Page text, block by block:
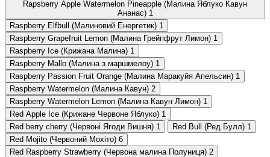
Rapsberry Apple Watermelon Pineapple (Малина Яблуко Кавун
Ананас) 1
Raspberry Elfbull (Малиновий Енергетик) 1
Raspberry Grapefruit Lemon (Малина Грейпфрут Лимон) 1
Raspberry Ice (Крижана Малина) 1
Raspberry Mallo (Малина з маршмелоу) 1
Raspberry Passion Fruit Orange (Малина Маракуйя Апельсин) 1
Raspberry Watermelon (Малина Кавун) 2
Raspberry Watermelon Lemon (Малина Кавун Лимон) 1
Red Apple Ice (Крижане Червоне Яблуко) 1
Red berry cherry (Червоні Ягоди Вишня) 1 Red Bull (Ред Булл) 1
Red Mojito (Червоний Мохіто) 6
Red Raspberry Strawberry (Червона малина Полуниця) 2